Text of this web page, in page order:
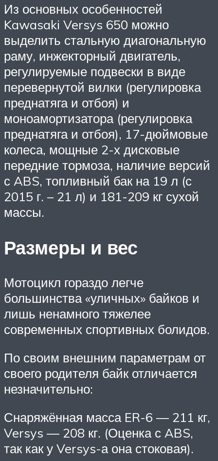
Из основных особенностей
Kawasaki Versys 650 можно
выделить стальную диагональную
раму, инжекторный двигатель,
регулируемые подвески в виде
перевернутой вилки (регулировка
преднатяга и отбоя) и
моноамортизатора (регулировка
преднатяга и отбоя), 17-дюймовые
колеса, мощные 2-х дисковые
передние тормоза, наличие версий
с ABS, топливный бак на 19 л (с
2015 г. – 21 л) и 181-209 кг сухой
массы.
Размеры и вес
Мотоцикл гораздо легче
большинства «уличных» байков и
лишь ненамного тяжелее
современных спортивных болидов.
По своим внешним параметрам от
своего родителя байк отличается
незначительно:
Снаряжённая масса ER-6 — 211 кг,
Versys — 208 кг. (Оценка с ABS,
так как у Versys-а она стоковая).